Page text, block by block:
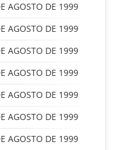
AGOSTO DE 1999
AGOSTO DE 1999
AGOSTO DE 1999
AGOSTO DE 1999
AGOSTO DE 1999
AGOSTO DE 1999
AGOSTO DE 1999